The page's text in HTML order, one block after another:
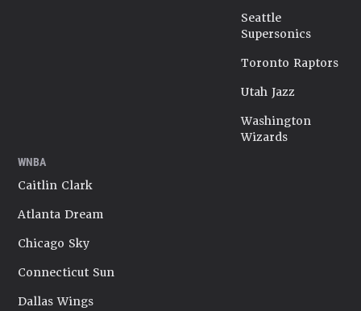
Seattle
Supersonics
Toronto Raptors
Utah Jazz
Washington
Wizards
WNBA
Caitlin Clark
Atlanta Dream
Chicago Sky
Connecticut Sun
Dallas Wings